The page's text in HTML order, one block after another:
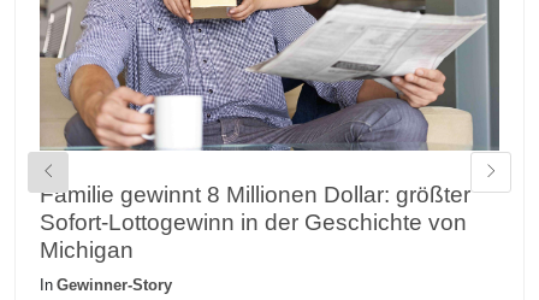
Familie gewinnt 8 Millionen Dollar: größter
Sofort-Lottogewinn in der Geschichte von
Michigan
In Gewinner-Story